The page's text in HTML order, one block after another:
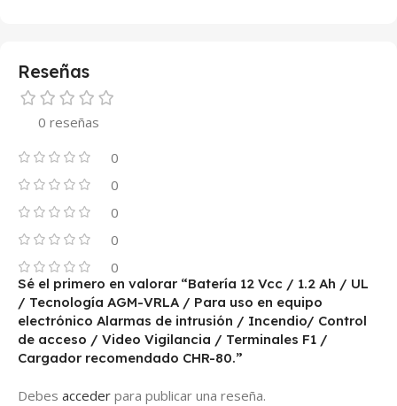
Reseñas
0 reseñas
0
0
0
0
0
Sé el primero en valorar “Batería 12 Vcc / 1.2 Ah / UL
/ Tecnología AGM-VRLA / Para uso en equipo
electrónico Alarmas de intrusión / Incendio/ Control
de acceso / Video Vigilancia / Terminales F1 /
Cargador recomendado CHR-80.”
Debes acceder para publicar una reseña.